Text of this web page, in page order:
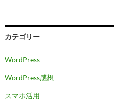
カテゴリー
WordPress
WordPress感想
スマホ活用